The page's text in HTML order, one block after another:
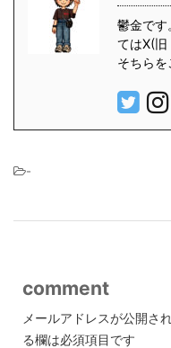
鬱金です
てはX(
そちらを
-
comment
メールアドレスが公開さ
る欄は必須項目です